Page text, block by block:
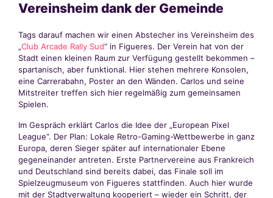
Vereinsheim dank der Gemeinde
Tags darauf machen wir einen Abstecher ins Vereinsheim des
„Club Arcade Rally Sud“ in Figueres. Der Verein hat von der
Stadt einen kleinen Raum zur Verfügung gestellt bekommen –
spartanisch, aber funktional. Hier stehen mehrere Konsolen,
eine Carrerabahn, Poster an den Wänden. Carlos und seine
Mitstreiter treffen sich hier regelmäßig zum gemeinsamen
Spielen.
Im Gespräch erklärt Carlos die Idee der „European Pixel
League“. Der Plan: Lokale Retro-Gaming-Wettbewerbe in ganz
Europa, deren Sieger später auf internationaler Ebene
gegeneinander antreten. Erste Partnervereine aus Frankreich
und Deutschland sind bereits dabei, das Finale soll im
Spielzeugmuseum von Figueres stattfinden. Auch hier wurde
mit der Stadtverwaltung kooperiert – wieder ein Schritt, der